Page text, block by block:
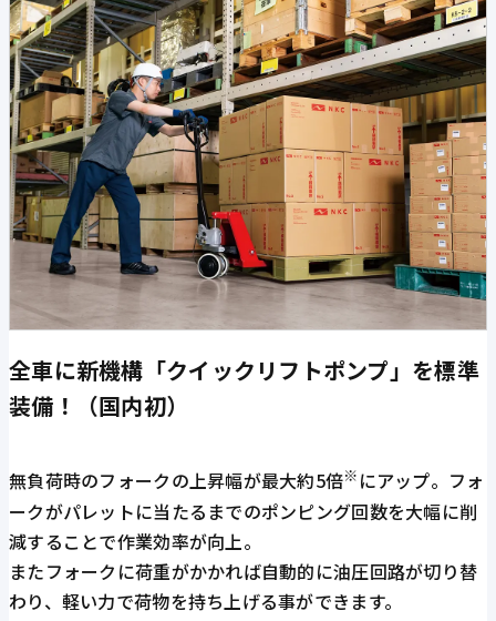
全車に新機構「クイックリフトポンプ」を標準
装備！（国内初）
無負荷時のフォークの上昇幅が最大約5倍※ にアップ。フォ
ークがパレットに当たるまでのポンピング回数を大幅に削
減することで作業効率が向上。
またフォークに荷重がかかれば自動的に油圧回路が切り替
わり、軽い力で荷物を持ち上げる事ができます。